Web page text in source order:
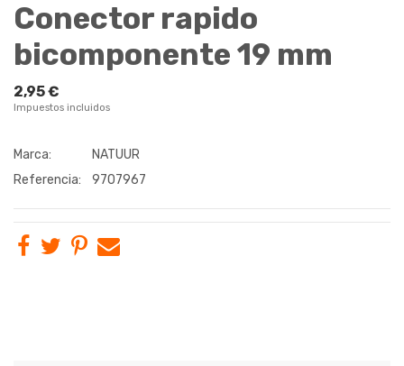
Conector rapido
bicomponente 19 mm
2,95 €
Impuestos incluidos
Marca:
NATUUR
Referencia:
9707967